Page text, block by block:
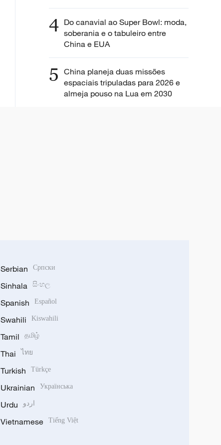
4 Do canavial ao Super Bowl: moda,
soberania e o tabuleiro entre
China e EUA
5 China planeja duas missões
espaciais tripuladas para 2026 e
almeja pouso na Lua em 2030
Serbian Српски
Sinhala සිංහල
Spanish Español
Swahili Kiswahili
Tamil தமிழ்
Thai ไทย
Turkish Türkçe
Ukrainian Українська
Urdu اردو
Vietnamese Tiếng Việt